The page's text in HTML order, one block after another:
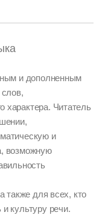
и дополненным
характера. Читатель
и
возможную
также для всех, кто
культуру речи.